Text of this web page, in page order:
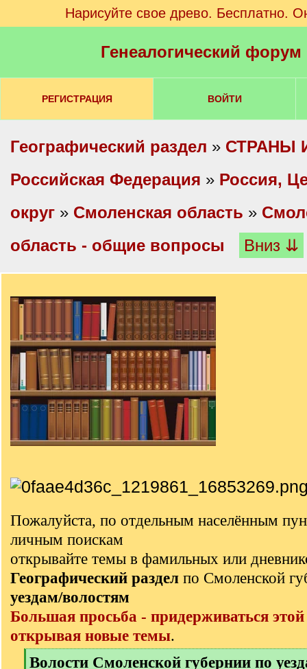
Нарисуйте свое древо. Бесплатно.
Генеалогический
РЕГИСТРАЦИЯ ВОЙТИ
Географический раздел » СТРАНЫ
Российская Федерация » Россия,
округ » Смоленская область »
область - общие вопросы
Вниз ⇊
Пожалуйста, по отдельным населённым
личным поискам
открывайте темы в фамильных или
Географический раздел по Смоленской
уездам/волостям
Большая просьба - придерживаться
открывая новые темы.
[Волости Смоленской губернии по